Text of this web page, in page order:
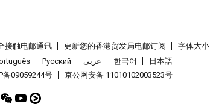
接触电邮通讯 更新您的香港贸发局电邮订阅
字体大小
Pусский عربى 한국어
日本語
备09059244号 京公网安备 11010102003523号